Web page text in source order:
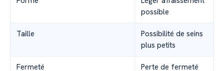
possible
Taille
Possibilité de seins
plus petits
Fermeté Perte de fermeté